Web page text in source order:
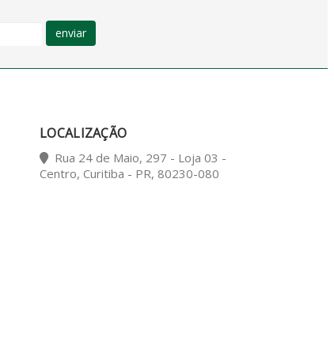
enviar
LOCALIZAÇÃO
Rua 24 de Maio, 297 - Loja 03 -
Centro, Curitiba - PR, 80230-080